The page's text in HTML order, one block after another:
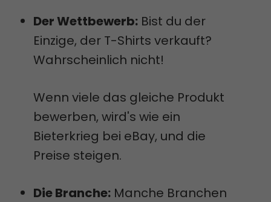
Der Wettbewerb: Bist du der
Einzige, der T-Shirts verkauft?
Wahrscheinlich nicht!
Wenn viele das gleiche Produkt
bewerben, wird's wie ein
Bieterkrieg bei eBay, und die
Preise steigen.
Die Branche: Manche Branchen